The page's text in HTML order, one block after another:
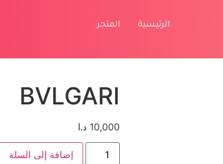
الرئيسية المتجر
BVLGARI
10,000 د.ا
إضافة إلى السلة